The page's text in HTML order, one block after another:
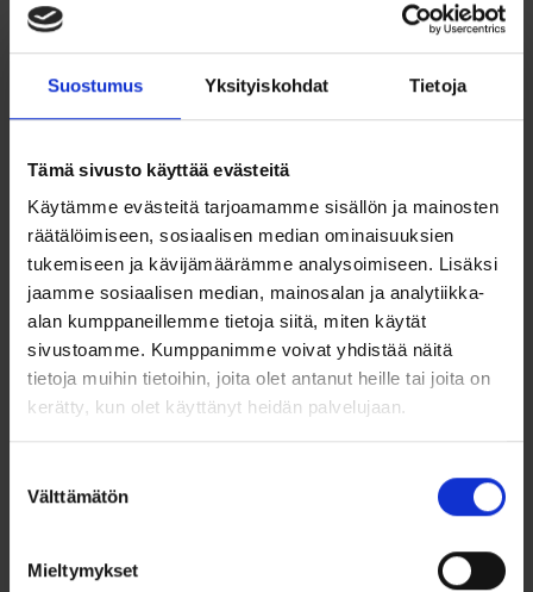
Suostumus Yksityiskohdat Tietoja
Tämä sivusto käyttää evästeitä
Käytämme evästeitä tarjoamamme sisällön ja mainosten
räätälöimiseen, sosiaalisen median ominaisuuksien
tukemiseen ja kävijämäärämme analysoimiseen. Lisäksi
jaamme sosiaalisen median, mainosalan ja analytiikka-
alan kumppaneillemme tietoja siitä, miten käytät
sivustoamme. Kumppanimme voivat yhdistää näitä
tietoja muihin tietoihin, joita olet antanut heille tai joita on
kerätty, kun olet käyttänyt heidän palvelujaan.
valinta
Välttämätön
Mieltymykset
Tammi Jewelry
Sademetsä-korvakorut ovat elegantit ja luonnosta
inspiroituneet roikkuvat korut, jotka henkivät kasvien
orgaanista kauneutta. Nämä näyttävät korvakorut ovat
sulavalinjaiset lehtimäiset elementit yhdistyvät kiiltävään
Korujen pitkänmallinen (1,2 cm x 4,8 cm koukkuineen) ja
kevyt design korostaa kasvonpiirteitä ja tuo liikkeeseen
upeaa sulavuutta. Koukkukiinnitys varmistaa mukavuuden, ja
korut toimitetaan tyylikkäässä korurasiassa sekä Tammen
lahjapakkauksessa – täydellinen lahja luonnon kauneudesta
inspiroituneelle.
Tuotetiedot:
Materiaali:Hopea 925
Design:
Lehtimäinen, kiiltävä ja teksturoitu viimeistely
Kiinnitys: